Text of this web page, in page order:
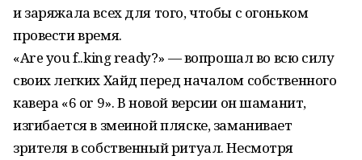
и заряжала всех для того, чтобы с огоньком
провести время.
«Are you f..king ready?» — вопрошал во всю силу
своих легких Хайд перед началом собственного
кавера «6 or 9». В новой версии он шаманит,
изгибается в змеиной пляске, заманивает
зрителя в собственный ритуал. Несмотря